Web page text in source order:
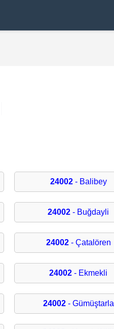
24002- Balibey
24002 - Buğdayli
24002- Çatalören
24002 - Ekmekli
24002- Gümüştarla